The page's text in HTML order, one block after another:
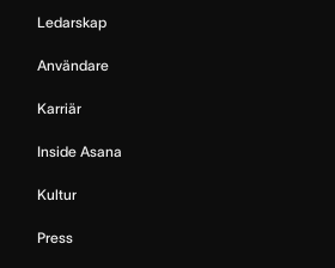
Ledarskap
Användare
Karriär
Inside Asana
Kultur
Press